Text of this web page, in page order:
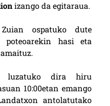
izango da egitaraua.
Zuian ospatuko dute
poteoarekin hasi eta
luzatuko dira hiru
10:00etan emango
antolatutako